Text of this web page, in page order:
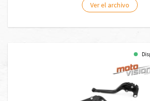
Ver el archivo